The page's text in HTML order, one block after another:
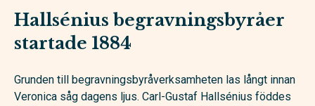
Hallsénius begravningsbyråer
startade 1884
Grunden till begravningsbyråverksamheten las långt innan
Veronica såg dagens ljus. Carl-Gustaf Hallsénius föddes